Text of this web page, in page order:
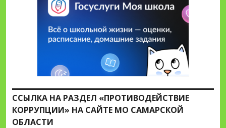
ССЫЛКА НА РАЗДЕЛ «ПРОТИВОДЕЙСТВИЕ
КОРРУПЦИИ» НА САЙТЕ МО САМАРСКОЙ
ОБЛАСТИ